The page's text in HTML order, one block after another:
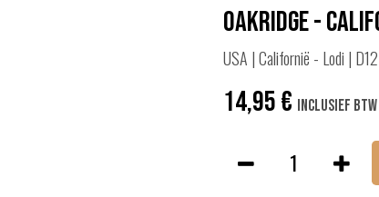
Oakridge -
USA | Californië - Lodi | D12
14,95€ Inclusief btw